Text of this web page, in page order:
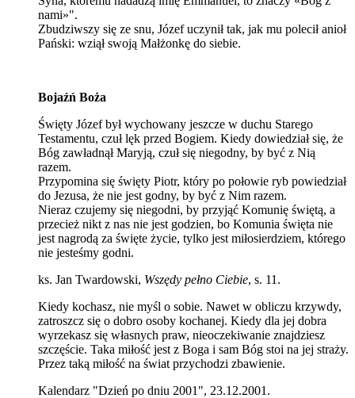
nami»".
Zbudziwszy się ze snu, Józef uczynił tak, jak mu polecił anioł
Pański: wziął swoją Małżonkę do siebie.
Bojaźń Boża
Święty Józef był wychowany jeszcze w duchu Starego
Testamentu, czuł lęk przed Bogiem. Kiedy dowiedział się, że
Bóg zawładnął Maryją, czuł się niegodny, by być z Nią
razem.
Przypomina się święty Piotr, który po połowie ryb powiedział
do Jezusa, że nie jest godny, by być z Nim razem.
Nieraz czujemy się niegodni, by przyjąć Komunię świętą, a
przecież nikt z nas nie jest godzien, bo Komunia święta nie
jest nagrodą za święte życie, tylko jest miłosierdziem, którego
nie jesteśmy godni.
ks. Jan Twardowski, Wszędy pełno Ciebie, s. 11.
Kiedy kochasz, nie myśl o sobie. Nawet w obliczu krzywdy,
zatroszcz się o dobro osoby kochanej. Kiedy dla jej dobra
wyrzekasz się własnych praw, nieoczekiwanie znajdziesz
szczęście. Taka miłość jest z Boga i sam Bóg stoi na jej straży.
Przez taką miłość na świat przychodzi zbawienie.
Kalendarz "Dzień po dniu 2001", 23.12.2001.